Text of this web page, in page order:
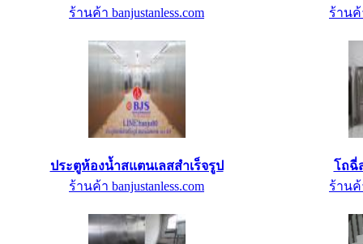
ร้านค้า banjustanless.com ร้านค้
ประตูห้องน้ำสแตนเลสสำเร็จรูป
ร้านค้า banjustanless.com
โถฉี่
ร้านค้